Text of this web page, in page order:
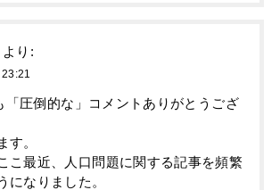
より:
「圧倒的な」コメントありがとうござ
す。
こ最近、人口問題に関する記事を頻繁
になりました。